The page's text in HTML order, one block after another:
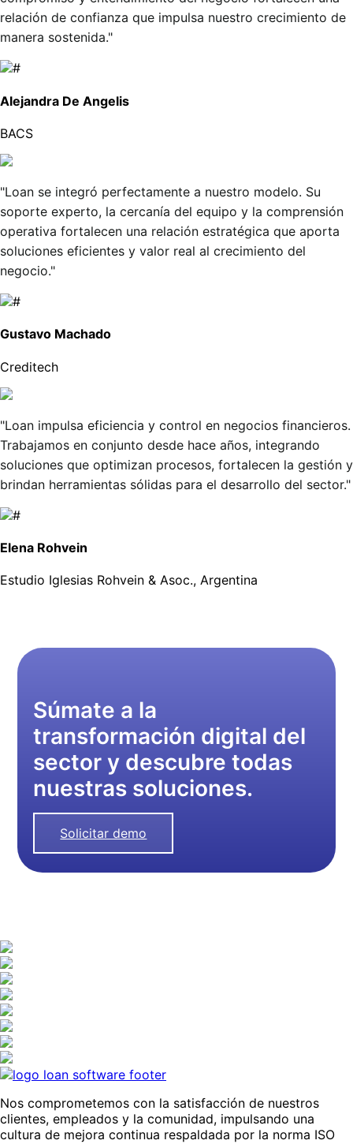
relación de confianza que impulsa nuestro crecimiento de
manera sostenida."
Alejandra De Angelis
BACS
"Loan se integró perfectamente a nuestro modelo. Su
soporte experto, la cercanía del equipo y la comprensión
operativa fortalecen una relación estratégica que aporta
soluciones eficientes y valor real al crecimiento del
negocio."
Gustavo Machado
Creditech
"Loan impulsa eficiencia y control en negocios financieros.
Trabajamos en conjunto desde hace años, integrando
soluciones que optimizan procesos, fortalecen la gestión y
brindan herramientas sólidas para el desarrollo del sector."
Elena Rohvein
Estudio Iglesias Rohvein & Asoc., Argentina
Súmate a la
transformación digital del
sector y descubre todas
nuestras soluciones.
Solicitar demo
Nos comprometemos con la satisfacción de nuestros
clientes, empleados y la comunidad, impulsando una
cultura de mejora continua respaldada por la norma ISO